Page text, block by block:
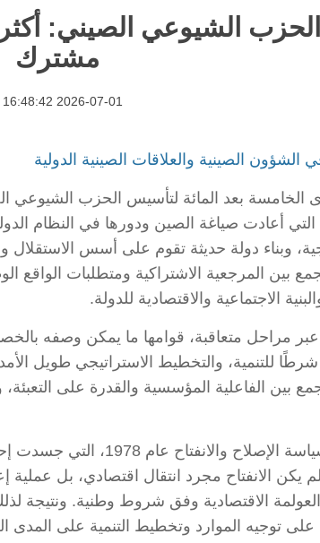
لتأسيس الحزب الشيوعي
مشترك
2026-07-01 16:48:42
الصينية والعلاقات الصينية الدولية
عام 2026، تحل الذكرى الخامسة بعد المائة لتأسيس
وبناء دولة حديثة تقوم على أسس
بين المرجعية الاشتراكية ومتطلبات
الاجتماعية والاقتصادية للدولة.
مراحل متعاقبة، قوامها ما يمكن وصفه
شرطًا للتنمية، والتخطيط الاستراتيجي طويل
بين الفاعلية المؤسسية والقدرة على
وجاء التحول الاقتصادي
الانفتاح مجرد انتقال اقتصادي، بل عملية
العولمة الاقتصادية وفق شروط وطنية.
على توجيه الموارد وتخطيط التنمية على المدى